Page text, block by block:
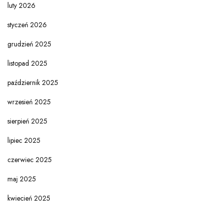
luty 2026
styczeń 2026
grudzień 2025
listopad 2025
październik 2025
wrzesień 2025
sierpień 2025
lipiec 2025
czerwiec 2025
maj 2025
kwiecień 2025